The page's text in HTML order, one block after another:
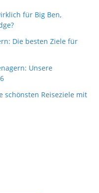
für Big Ben,
Die besten Ziele für
Unsere
schönsten Reiseziele mit